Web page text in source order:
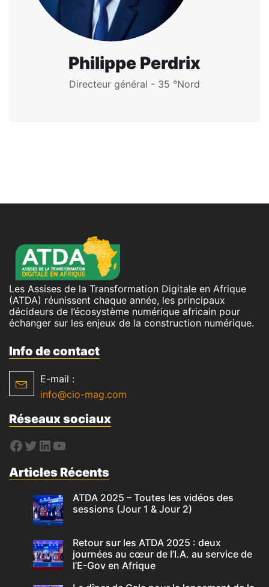
Philippe Perdrix
Directeur général - 35 °Nord
Les Assises de la Transformation Digitale en Afrique
(ATDA) réunissent chaque année, les principaux
décideurs de l’écosystème numérique africain pour
échanger sur les enjeux de la construction numérique.
Info de contact
E-mail :
info@cio-mag.com
Réseaux sociaux
Articles Récents
ATDA 2025 – Toutes les vidéos des
sessions (Jour 1 & Jour 2)
Retour sur les ATDA 2025 : deux
journées au cœur de l’I.A. au service de
l’E-Gov en Afrique